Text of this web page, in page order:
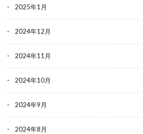
2025年1月
2024年12月
2024年11月
2024年10月
2024年9月
2024年8月